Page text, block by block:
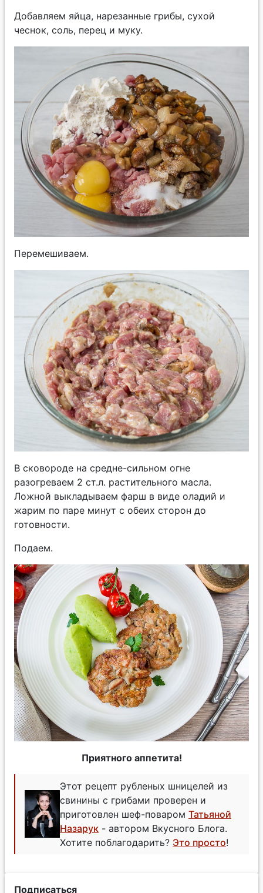
Добавляем яйца, нарезанные грибы, сухой
чеснок, соль, перец и муку.
Перемешиваем.
В сковороде на средне-сильном огне
разогреваем 2 ст.л. растительного масла.
Ложной выкладываем фарш в виде оладий и
жарим по паре минут с обеих сторон до
готовности.
Подаем.
Приятного аппетита!
Этот рецепт рубленых шницелей из
свинины с грибами проверен и
приготовлен шеф-поваром Татьяной
Назарук - автором Вкусного Блога.
Хотите поблагодарить? Это просто!
Подписаться